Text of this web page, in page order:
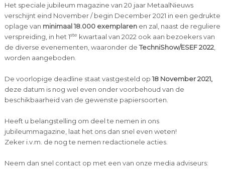
Het speciale jubileum magazine van 20 jaar MetaalNieuws
verschijnt eind November / begin December 2021 in een gedrukte
oplage van minimaal18.000 exemplarenen zal, naast de reguliere
verspreiding, in het 1ste kwartaal van 2022 ook aan bezoekers van
de diverse evenementen, waaronder deTechniShow/ESEF 2022,
worden aangeboden.
De voorlopige deadline staat vastgesteld op 18 November 2021,
deze datum is nog wel even onder voorbehoud van de
beschikbaarheid van de gewenste papiersoorten.
Heeft u belangstelling om deel te nemen in ons
jubileummagazine, laat het ons dan snel even weten!
Zeker i.v.m. de nog te nemen redactionele acties.
Neem dan snel contact op met een van onze media adviseurs: